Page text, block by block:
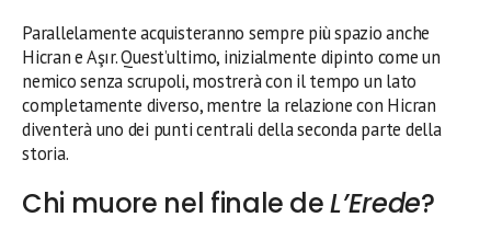
Parallelamente acquisteranno sempre più spazio anche
Hicran e Aşır. Quest’ultimo, inizialmente dipinto come un
nemico senza scrupoli, mostrerà con il tempo un lato
completamente diverso, mentre la relazione con Hicran
diventerà uno dei punti centrali della seconda parte della
storia.
Chi muore nel finale deL’Erede?